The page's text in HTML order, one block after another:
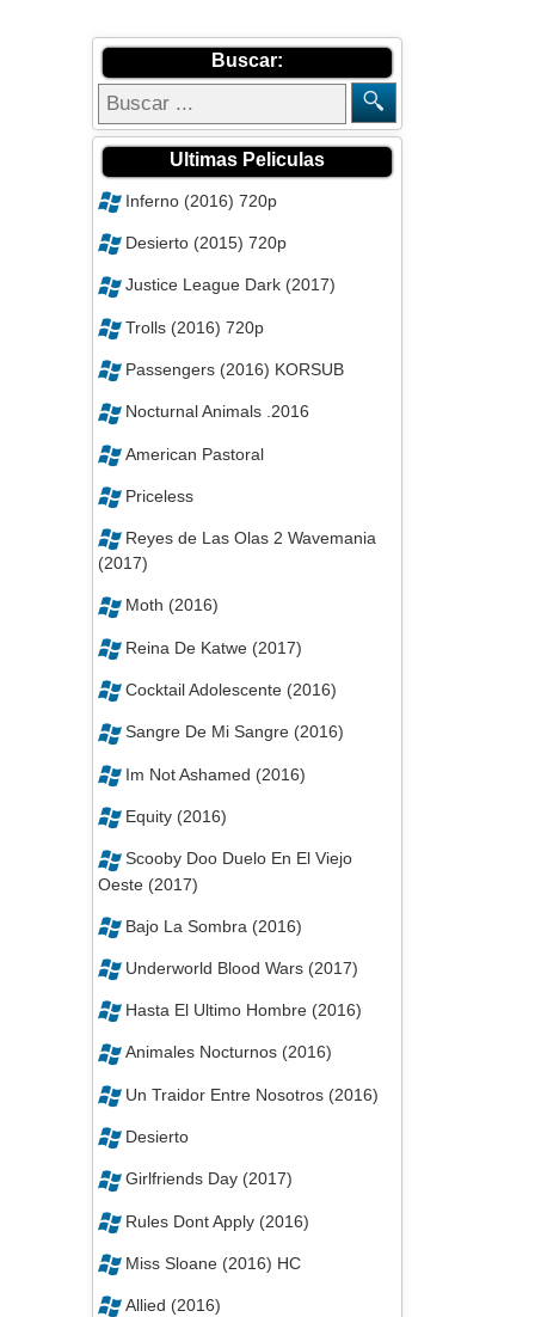
Buscar:
Ultimas Peliculas
Inferno (2016) 720p
Desierto (2015) 720p
Justice League Dark (2017)
Trolls (2016) 720p
Passengers (2016) KORSUB
Nocturnal Animals .2016
American Pastoral
Priceless
Reyes de Las Olas 2 Wavemania
(2017)
Moth (2016)
Reina De Katwe (2017)
Cocktail Adolescente (2016)
Sangre De Mi Sangre (2016)
Im Not Ashamed (2016)
Equity (2016)
Scooby Doo Duelo En El Viejo
Oeste (2017)
Bajo La Sombra (2016)
Underworld Blood Wars (2017)
Hasta El Ultimo Hombre (2016)
Animales Nocturnos (2016)
Un Traidor Entre Nosotros (2016)
Desierto
Girlfriends Day (2017)
Rules Dont Apply (2016)
Miss Sloane (2016) HC
Allied (2016)